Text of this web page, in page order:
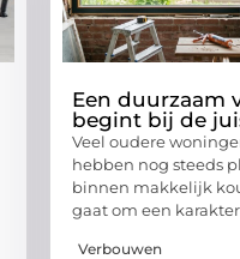
Een duurzaam
begint bij de
Veel oudere
hebben nog steeds
binnen makkelijk
gaat om een
Verbouwen